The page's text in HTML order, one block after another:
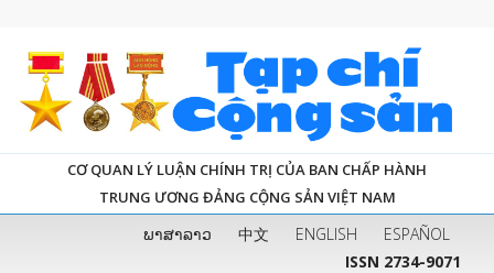
CƠ QUAN LÝ LUẬN CHÍNH TRỊ CỦA BAN CHẤP HÀNH
TRUNG ƯƠNG ĐẢNG CỘNG SẢN VIỆT NAM
ພາສາລາວ 中文 ENGLISH
ESPAÑOL
ISSN 2734-9071